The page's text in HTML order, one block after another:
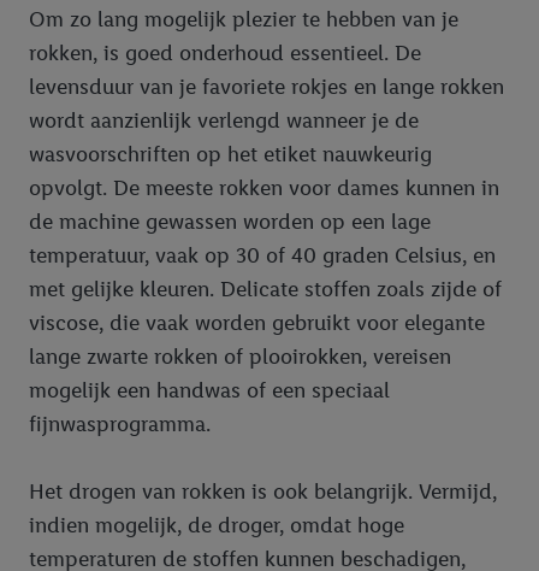
Om zo lang mogelijk plezier te hebben van je
rokken, is goed onderhoud essentieel. De
levensduur van je favoriete rokjes en lange rokken
wordt aanzienlijk verlengd wanneer je de
wasvoorschriften op het etiket nauwkeurig
opvolgt. De meeste rokken voor dames kunnen in
de machine gewassen worden op een lage
temperatuur, vaak op 30 of 40 graden Celsius, en
met gelijke kleuren. Delicate stoffen zoals zijde of
viscose, die vaak worden gebruikt voor elegante
lange zwarte rokken of plooirokken, vereisen
mogelijk een handwas of een speciaal
fijnwasprogramma.
Het drogen van rokken is ook belangrijk. Vermijd,
indien mogelijk, de droger, omdat hoge
temperaturen de stoffen kunnen beschadigen,